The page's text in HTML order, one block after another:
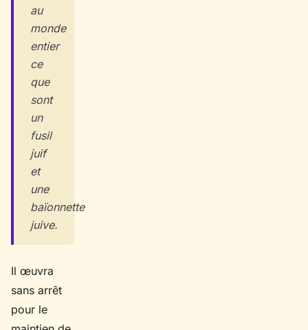
au
monde
entier
ce
que
sont
un
fusil
juif
et
une
baïonnette
juive.
Il œuvra
sans arrêt
pour le